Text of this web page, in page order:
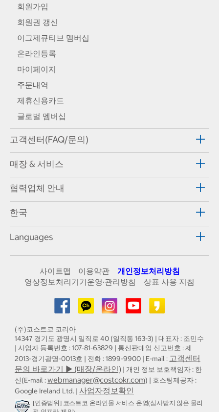
회원가입
회원권 갱신
이그제큐티브 멤버십
온라인등록
마이페이지
주문내역
제휴신용카드
글로벌 멤버십
고객센터(FAQ/문의)
매장 & 서비스
협력업체 안내
한국
Languages
사이트맵 이용약관
개인정보처리방침
영상정보처리기기운영·관리방침
상표 사용 지침
(주)코스트코 코리아
14347 경기도 광명시 일직로 40 (일직동 163-3) | 대표자 : 조민수
| 사업자 등록번호 : 107-81-63829 | 통신판매업 신고번호 : 제
2013-경기광명-0013호 | 전화 : 1899-9900 | E-mail : 고객센터
문의 바로가기 ▶ (매장/온라인) | 개인 정보 보호책임자 : 한
신(E-mail :webmanager@costcokr.com) | 호스팅제공자 :
Google Ireland Ltd. | 사업자정보확인
[인증범위] 코스트코 온라인몰 서비스 운영(심사받지 않은 물리